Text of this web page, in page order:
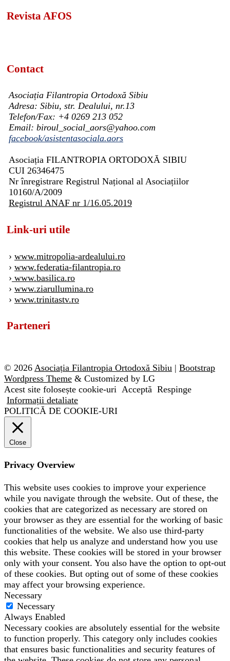
Revista AFOS
Contact
Asociația Filantropia Ortodoxă Sibiu
Adresa: Sibiu, str. Dealului, nr.13
Telefon/Fax: +4 0269 213 052
Email: biroul_social_aors@yahoo.com
facebook/asistentasociala.aors
Asociația FILANTROPIA ORTODOXĂ SIBIU
CUI 26346475
Nr înregistrare Registrul Național al Asociațiilor
10160/A/2009
Registrul ANAF nr 1/16.05.2019
Link-uri utile
› www.mitropolia-ardealului.ro
› www.federatia-filantropia.ro
› www.basilica.ro
› www.ziarullumina.ro
› www.trinitastv.ro
Parteneri
© 2026 Asociația Filantropia Ortodoxă Sibiu | Bootstrap
Wordpress Theme & Customized by LG
Acest site folosește cookie-uri Acceptă Respinge
Informații detaliate
POLITICĂ DE COOKIE-URI
Close
Privacy Overview
This website uses cookies to improve your experience
while you navigate through the website. Out of these, the
cookies that are categorized as necessary are stored on
your browser as they are essential for the working of basic
functionalities of the website. We also use third-party
cookies that help us analyze and understand how you use
this website. These cookies will be stored in your browser
only with your consent. You also have the option to opt-out
of these cookies. But opting out of some of these cookies
may affect your browsing experience.
Necessary
Necessary
Always Enabled
Necessary cookies are absolutely essential for the website
to function properly. This category only includes cookies
that ensures basic functionalities and security features of